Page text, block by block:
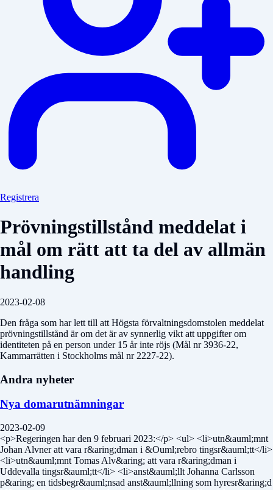
Registrera
Prövningstillstånd meddelat i
mål om rätt att ta del av allmän
handling
2023-02-08
Den fråga som har lett till att Högsta förvaltningsdomstolen meddelat
prövningstillstånd är om det är av synnerlig vikt att uppgifter om
identiteten på en person under 15 år inte röjs (Mål nr 3936-22,
Kammarrätten i Stockholms mål nr 2227-22).
Andra nyheter
Nya domarutnämningar
2023-02-09
<p>Regeringen har den 9 februari 2023:</p> <ul> <li>utn&auml;mnt
Johan Alvner att vara r&aring;dman i &Ouml;rebro tingsr&auml;tt</li>
<li>utn&auml;mnt Tomas Alv&aring; att vara r&aring;dman i
Uddevalla tingsr&auml;tt</li> <li>anst&auml;llt Johanna Carlsson
p&aring; en tidsbegr&auml;nsad anst&auml;llning som hyresr&aring;d